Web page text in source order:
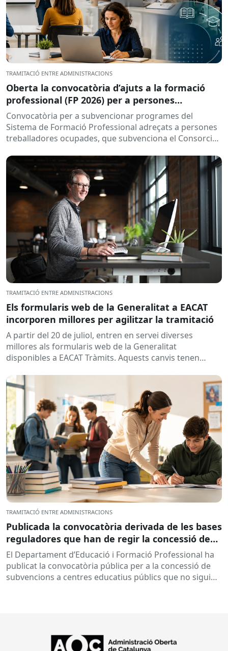
TRAMITACIÓ ENTRE ADMINISTRACIONS
Oberta la convocatòria d’ajuts a la formació
professional (FP 2026) per a persones
treballadores ocupades
Convocatòria per a subvencionar programes del
Sistema de Formació Professional adreçats a persones
treballadores ocupades, que subvenciona el Consorci
TRAMITACIÓ ENTRE ADMINISTRACIONS
Els formularis web de la Generalitat a EACAT
incorporen millores per agilitzar la tramitació
A partir del 20 de juliol, entren en servei diverses
millores als formularis web de la Generalitat
disponibles a EACAT Tràmits. Aquests canvis tenen
TRAMITACIÓ ENTRE ADMINISTRACIONS
Publicada la convocatòria derivada de les bases
reguladores que han de regir la concessió de
subvencions a centres educatius, per al
desenvolupament de programes de formació i
inserció, durant el curs 2026-2027
El Departament d’Educació i Formació Professional ha
publicat la convocatòria pública per a la concessió de
subvencions a centres educatius públics que no siguin